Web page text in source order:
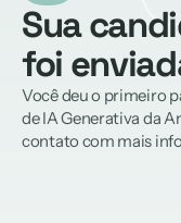
Sua
foi
Você deu o primeiro
de IA Generativa da
contato com mais